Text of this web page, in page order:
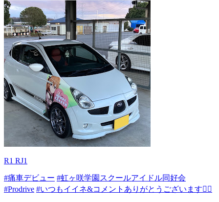
R1 RJ1
#痛車デビュー #虹ヶ咲学園スクールアイドル同好会
#Prodrive #いつもイイネ&コメントありがとうございます🙇‍♂️